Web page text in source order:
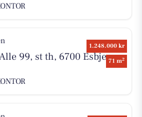
1.248.000 kr
71 m2
99, st th, 6700 Esbjerg